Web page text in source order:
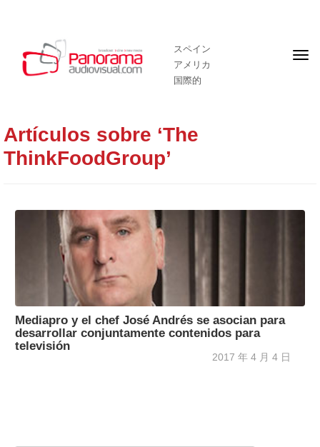
スペイン
アメリカ
国際的
フ
Artículos sobre ‘The
ThinkFoodGroup’
Mediapro y el chef José Andrés se asocian para
desarrollar conjuntamente contenidos para
televisión
2017 年 4 月 4 日